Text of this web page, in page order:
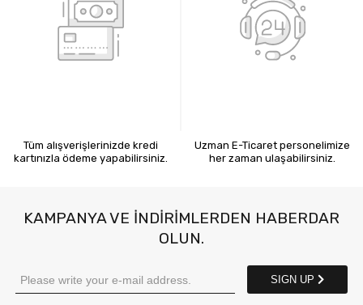
Tüm alışverişlerinizde kredi
kartınızla ödeme yapabilirsiniz.
Uzman E-Ticaret personelimize
her zaman ulaşabilirsiniz.
KAMPANYA VE INDIRIMLERDEN HABERDAR
OLUN.
SIGN UP